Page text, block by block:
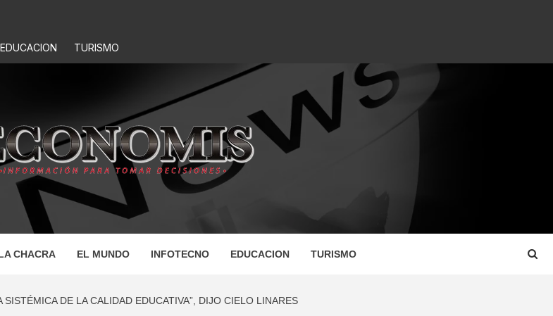
EDUCACION TURISMO
CHACRA EL MUNDO INFOTECNO EDUCACION TURISMO
DE LA CALIDAD EDUCATIVA”, DIJO CIELO LINARES